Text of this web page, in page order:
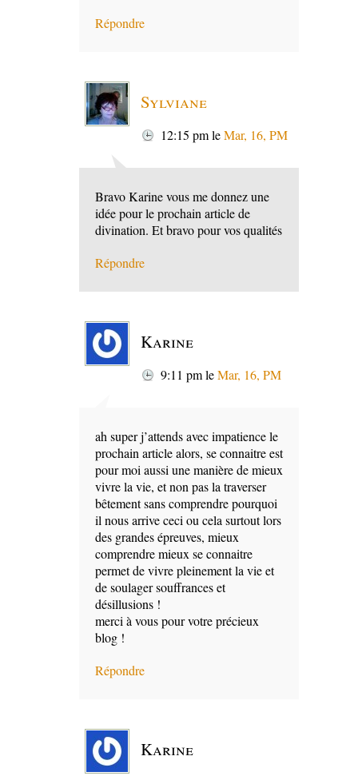
Répondre
Sylviane
12:15 pmleMar, 16, PM
Bravo Karine vous me donnez une
idée pour le prochain article de
divination. Et bravo pour vos qualités
Répondre
Karine
9:11 pmleMar, 16, PM
ah super j’attends avec impatience le
prochain article alors, se connaitre est
pour moi aussi une manière de mieux
vivre la vie, et non pas la traverser
bêtement sans comprendre pourquoi
il nous arrive ceci ou cela surtout lors
des grandes épreuves, mieux
comprendre mieux se connaitre
permet de vivre pleinement la vie et
de soulager souffrances et
désillusions !
merci à vous pour votre précieux
blog !
Répondre
Karine